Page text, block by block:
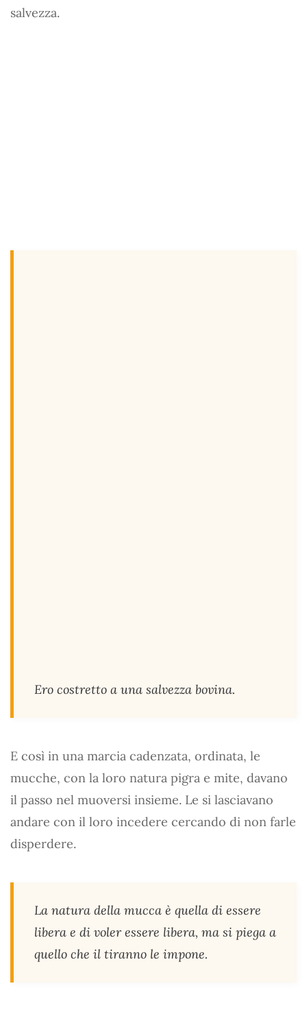
salvezza.
Ero costretto a una salvezza bovina.
E così in una marcia cadenzata, ordinata, le
mucche, con la loro natura pigra e mite, davano
il passo nel muoversi insieme. Le si lasciavano
andare con il loro incedere cercando di non farle
disperdere.
La natura della mucca è quella di essere
libera e di voler essere libera, ma si piega a
quello che il tiranno le impone.